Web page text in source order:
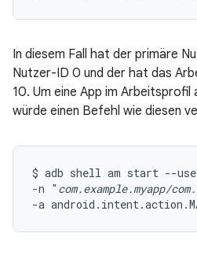
In diesem Fall hat der primäre
Nutzer-ID 0 und der hat das
10. Um eine App im Arbeitsprofil
würde einen Befehl wie diesen
$ adb shell am start --
-n " com.example.myapp/
-a